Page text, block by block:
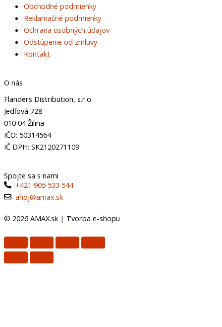
Obchodné podmienky
Reklamačné podmienky
Ochrana osobných údajov
Odstúpenie od zmluvy
Kontakt
O nás
Flanders Distribution, s.r.o.
Jedľová 728
010 04 Žilina
IČO: 50314564
IČ DPH: SK2120271109
Spojte sa s nami
+421 905 533 544
ahoj@amax.sk
© 2026 AMAX.sk | Tvorba e-shopu